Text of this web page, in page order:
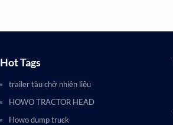
Hot Tags
trailer tàu chở nhiên liệu
HOWO TRACTOR HEAD
Howo dump truck